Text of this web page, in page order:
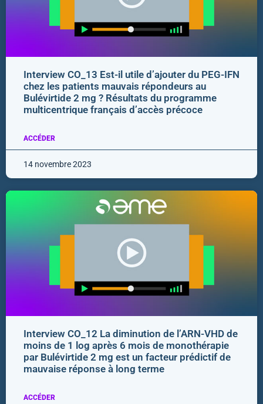
Interview CO_13 Est-il utile d’ajouter du PEG-IFN
chez les patients mauvais répondeurs au
Bulévirtide 2 mg ? Résultats du programme
multicentrique français d’accès précoce
ACCÉDER
14 novembre 2023
Interview CO_12 La diminution de l’ARN-VHD de
moins de 1 log après 6 mois de monothérapie
par Bulévirtide 2 mg est un facteur prédictif de
mauvaise réponse à long terme
ACCÉDER